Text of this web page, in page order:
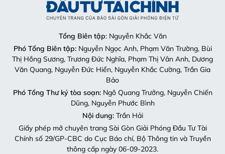
Tổng Biên tập: Nguyễn Khắc Văn
Phó Tổng Biên tập:Nguyễn Ngọc Anh, Phạm Văn Trường, Bùi
Thị Hồng Sương, Trương Đức Nghĩa, Phạm Thị Vân Anh, Dương
Văn Quang, Nguyễn Đức Hiển, Nguyễn Khắc Cường, Trần Gia
Bảo
Phó Tổng Thư ký tòa soạn:Ngô Quang Trưởng, Nguyễn Chiến
Dũng, Nguyễn Phước Bình
Nội dung:Trần Hải
Giấy phép mở chuyên trang Sài Gòn Giải Phóng Đầu Tư Tài
Chính số 29/GP-CBC do Cục Báo chí, Bộ Thông tin và Truyền
thông cấp ngày 06-09-2023.